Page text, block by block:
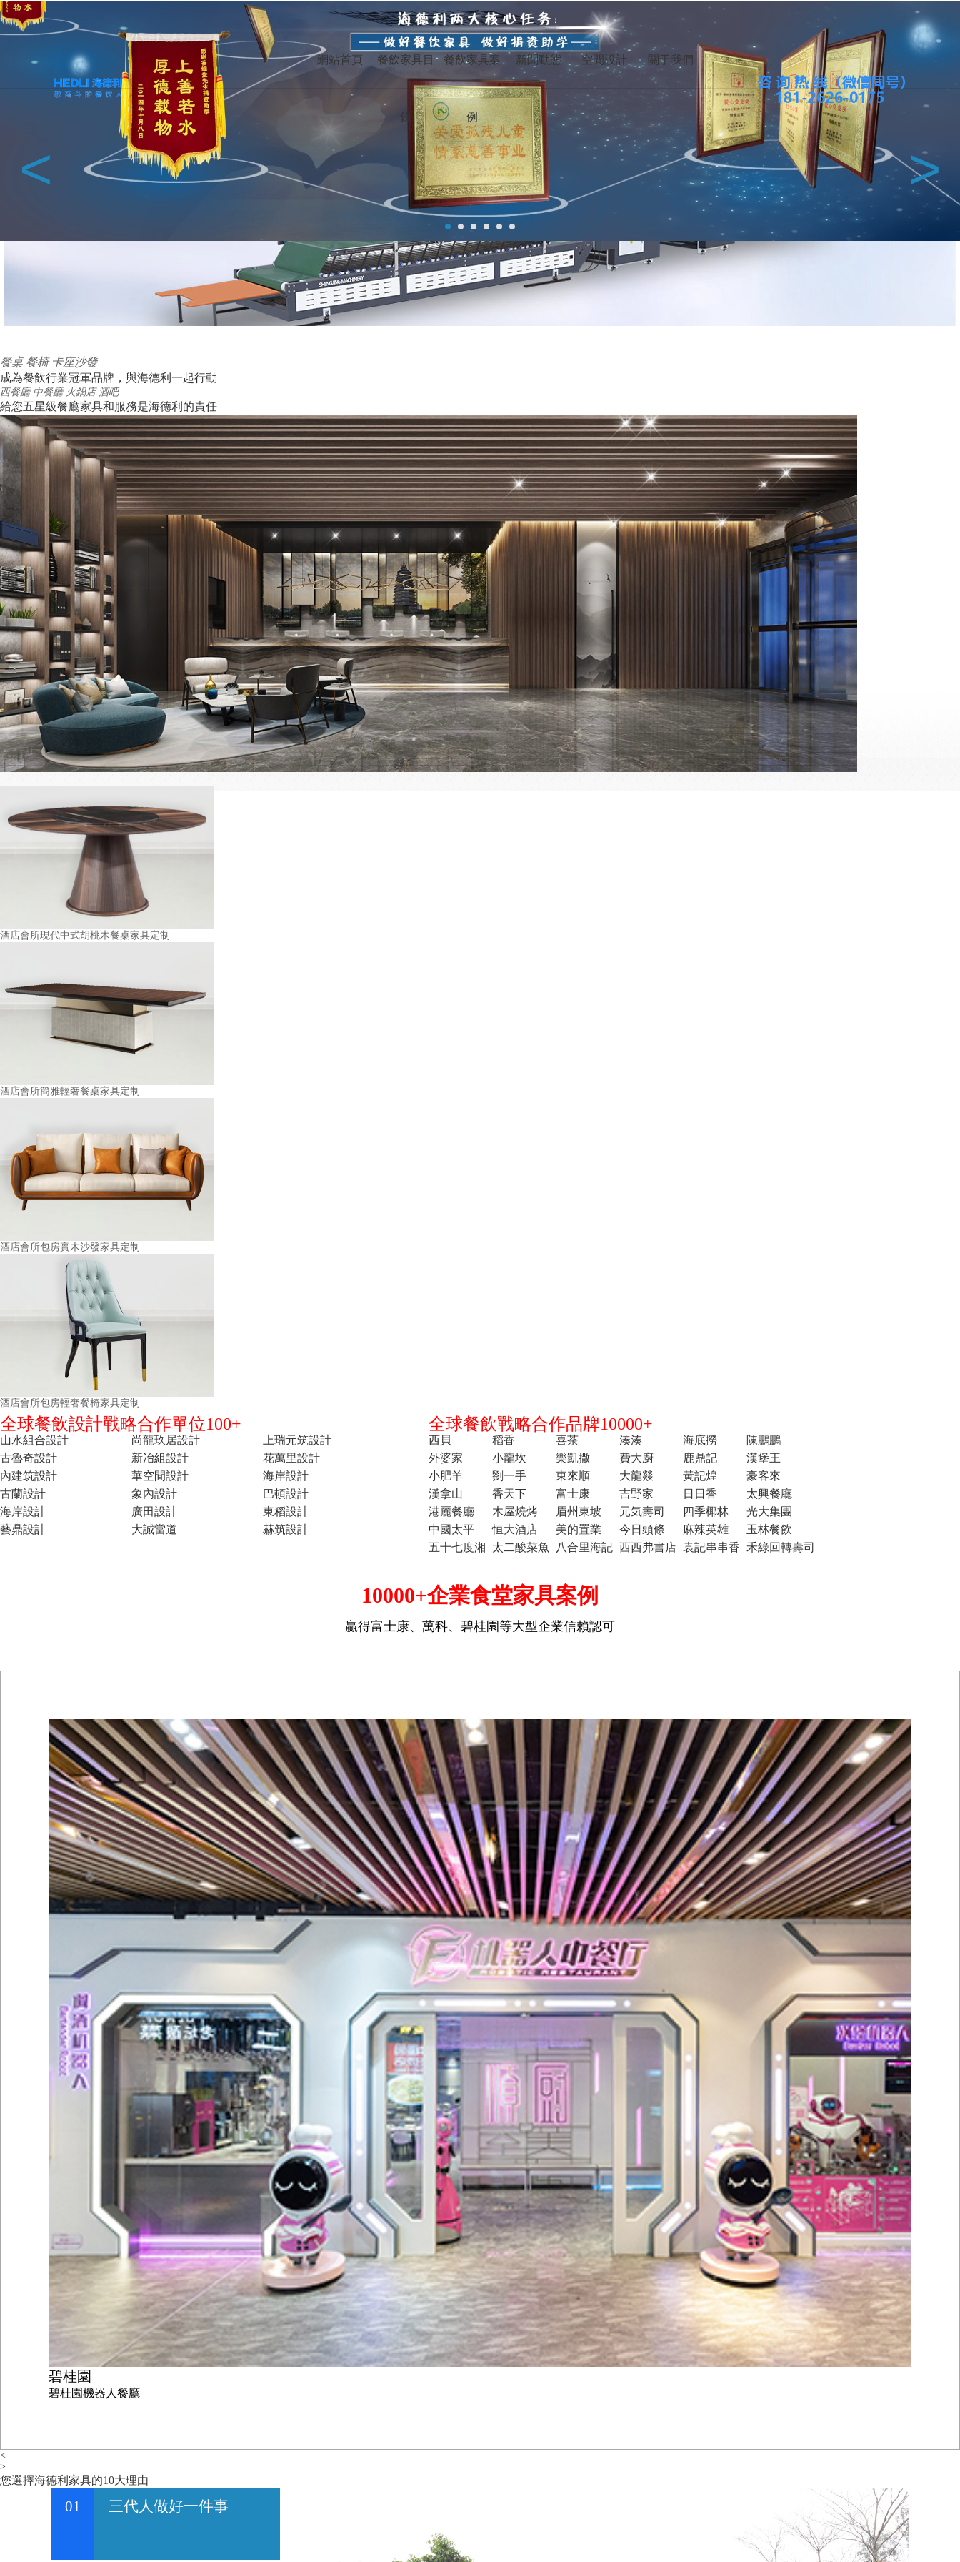
馗降:粽邪2,学长的大香肠好吃吗,暴躁太子爷,刘罗锅别传,韩国电影朋友,深夜的蠕动未增删有翻译樱,武林女大生,一江春水向东流在线观看
餐飲家具定制廠家-深圳海德利家具有限公司官網-專注餐飲桌椅行業25年！ 收藏本站
網站地圖
網站首頁 餐飲家具目
錄
餐飲家具案
例
新聞動態 空間設計 關于我們
< >
熱門家具分類
智能火鍋桌 智能調料臺 企業食堂家
具
電動餐桌
服務全球餐飲
深圳 成都 杭州 武漢 上海
北京
臺灣 北美 中東 歐洲 澳洲
餐桌 餐椅 卡座沙發
成為餐飲行業冠軍品牌，與海德利一起行動
西餐廳 中餐廳 火鍋店 酒吧
給您五星級餐廳家具和服務是海德利的責任
酒店會所現代中式胡桃木餐桌家具定制
酒店會所簡雅輕奢餐桌家具定制
酒店會所包房實木沙發家具定制
酒店會所包房輕奢餐椅家具定制
全球餐飲設計戰略合作單位100+
山水組合設計 尚龍玖居設計
上瑞元筑設計
古魯奇設計
新冶組設計
花萬里設計
內建筑設計
華空間設計
海岸設計
古蘭設計
象內設計
巴頓設計
海岸設計
廣田設計
東稻設計
藝鼎設計
大誠當道 赫筑設計
全球餐飲戰略合作品牌10000+
西貝 稻香 喜茶 湊湊 海底撈
陳鵬鵬
外婆家
小龍坎 樂凱撒 費大廚 鹿鼎記
漢堡王
小肥羊
劉一手 東來順 大龍燚 黃記煌
豪客來
漢拿山
香天下 富士康 吉野家 日日香
太興餐廳
港麗餐廳
木屋燒烤 眉州東坡 元気壽司 四季椰林
光大集團
中國太平
恒大酒店 美的置業 今日頭條 麻辣英雄
玉林餐飲
五十七度湘
太二酸菜魚 八合里海記 西西弗書店 袁記串串香 禾綠回轉壽司
10000+企業食堂家具案例
贏得富士康、萬科、碧桂園等大型企業信賴認可
碧桂園
碧桂園機器人餐廳
<
>
您選擇海德利家具的10大理由
01 三代人做好一件事